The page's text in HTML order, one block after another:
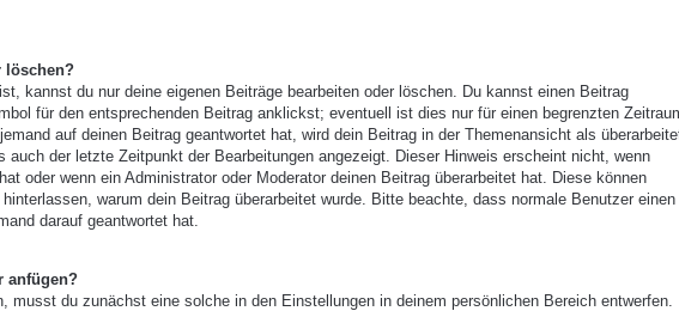
löschen?
kannst du nur deine eigenen Beiträge bearbeiten oder löschen. Du kannst einen Beitrag
für den entsprechenden Beitrag anklickst; eventuell ist dies nur für einen begrenzten
auf deinen Beitrag geantwortet hat, wird dein Beitrag in der Themenansicht als
der letzte Zeitpunkt der Bearbeitungen angezeigt. Dieser Hinweis erscheint nicht, wenn
oder wenn ein Administrator oder Moderator deinen Beitrag überarbeitet hat. Diese können
warum dein Beitrag überarbeitet wurde. Bitte beachte, dass normale Benutzer einen
darauf geantwortet hat.
anfügen?
musst du zunächst eine solche in den Einstellungen in deinem persönlichen Bereich entwerfen.